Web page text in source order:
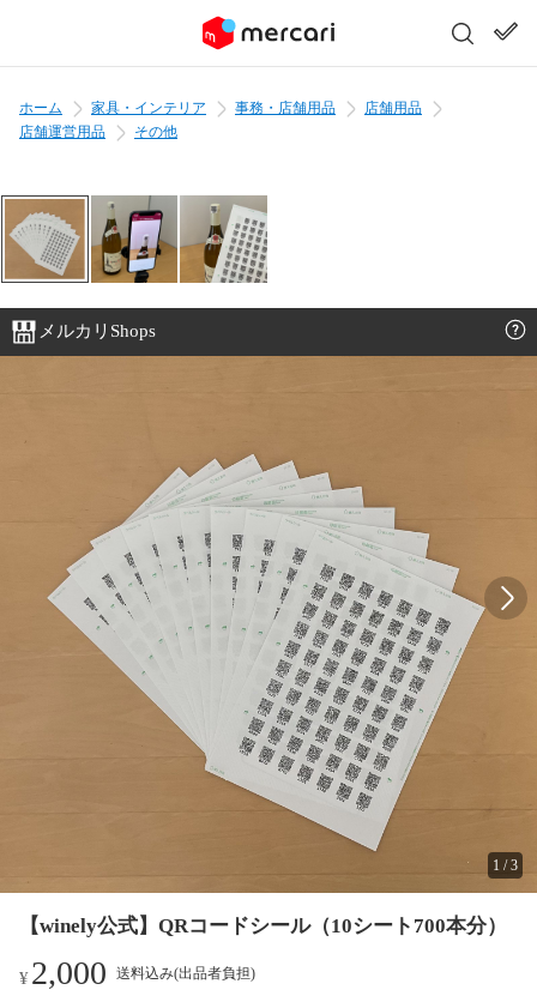
ホーム 家具・インテリア 事務・店舗用品
店舗用品
店舗運営用品
その他
メルカリShops
1 /3
【winely公式】QRコードシール（10シート700本分）
¥2,000 送料込み(出品者負担)